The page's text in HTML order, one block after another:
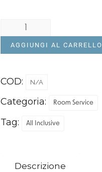
AGGIUNGI AL CARRELLO
COD: N/A
Categoria: Room Service
Tag: All Inclusive
Descrizione